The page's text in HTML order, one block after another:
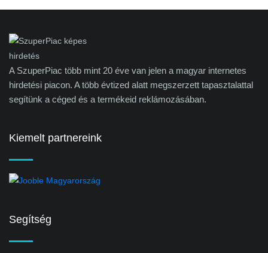
A SzuperPiac több mint 20 éve van jelen a magyar internetes
hirdetési piacon. A több évtized alatt megszerzett tapasztalattal
segítünk a céged és a termékeid reklámozásában.
Kiemelt partnereink
Segítség